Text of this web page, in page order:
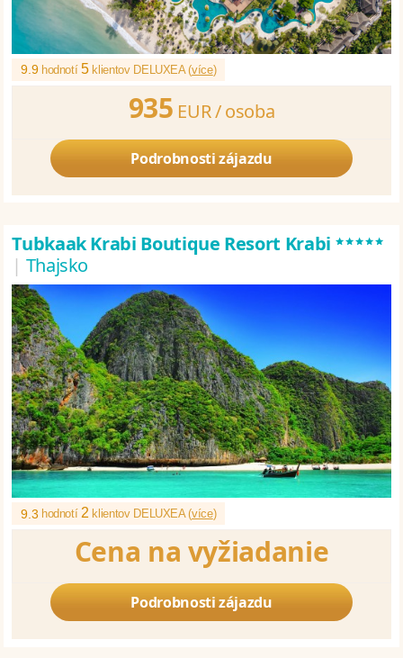
9.9 hodnotí5klientov DELUXEA (více)
935 EUR /osoba
Podrobnosti zájazdu
Tubkaak Krabi Boutique Resort Krabi *****
| Thajsko
9.3 hodnotí2 klientov DELUXEA (více)
Cena na vyžiadanie
Podrobnosti zájazdu